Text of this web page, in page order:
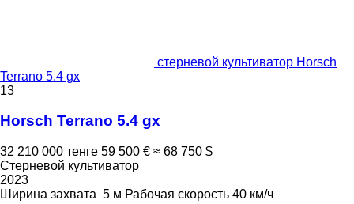
стерневой культиватор Horsch
Terrano 5.4 gx
13
Horsch Terrano 5.4 gx
32 210 000 тенге 59 500 € ≈ 68 750 $
Стерневой культиватор
2023
Ширина захвата 5 м Рабочая скорость 40 км/ч